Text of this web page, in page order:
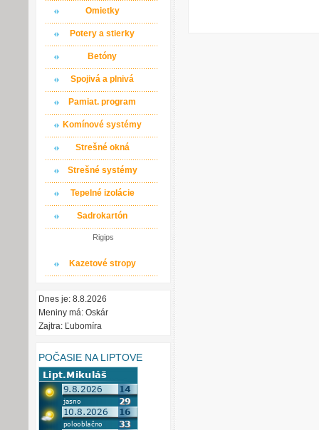
Omietky
Potery a stierky
Betóny
Spojivá a plnivá
Pamiat. program
Komínové systémy
Strešné okná
Strešné systémy
Tepelné izolácie
Sadrokartón
Rigips
Kazetové stropy
Dnes je: 8.8.2026
Meniny má: Oskár
Zajtra: Ľubomíra
POČASIE NA LIPTOVE